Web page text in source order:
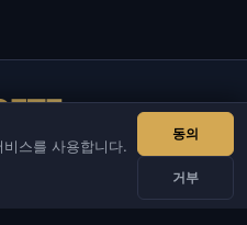
프트웨어 설치 및 실행 서비스
스를 사용합니다.
동의
거부